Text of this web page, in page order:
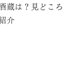
蔵は？見どころ
介